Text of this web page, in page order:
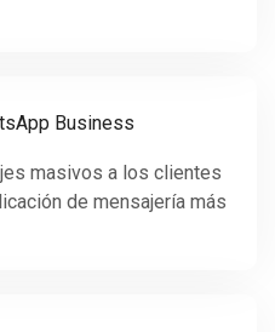
Business
masivos a los clientes
de mensajería más